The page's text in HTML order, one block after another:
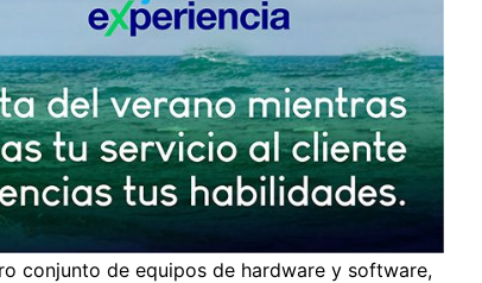
conjunto de equipos de hardware y software,